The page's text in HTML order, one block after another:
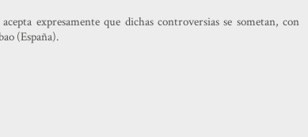
expresamente que dichas controversias se sometan, con
(España).